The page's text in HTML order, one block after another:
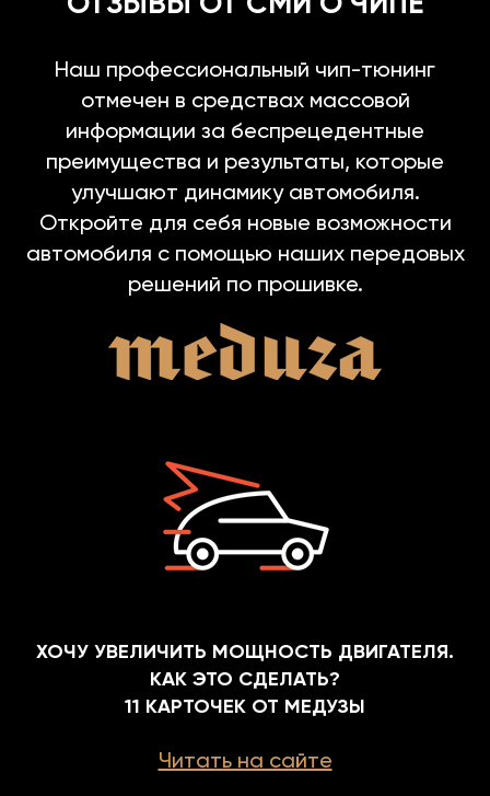
Наш профессиональный чип-тюнинг
отмечен в средствах массовой
информации за беспрецедентные
преимущества и результаты, которые
улучшают динамику автомобиля.
Откройте для себя новые возможности
автомобиля с помощью наших передовых
решений по прошивке.
ХОЧУ УВЕЛИЧИТЬ МОЩНОСТЬ ДВИГАТЕЛЯ.
КАК ЭТО СДЕЛАТЬ?
11 КАРТОЧЕК ОТ МЕДУЗЫ
Читать на сайте